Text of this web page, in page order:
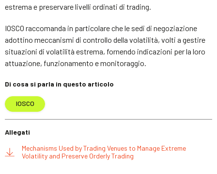
estrema e preservare livelli ordinati di trading.
IOSCO raccomanda in particolare che le sedi di negoziazione
adottino meccanismi di controllo della volatilità, volti a gestire
situazioni di volatilità estrema, fornendo indicazioni per la loro
attuazione, funzionamento e monitoraggio.
Di cosa si parla in questo articolo
IOSCO
Allegati
Mechanisms Used by Trading Venues to Manage Extreme
Volatility and Preserve Orderly Trading